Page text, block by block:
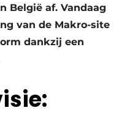
België af. Vandaag
van de Makro-site
dankzij een